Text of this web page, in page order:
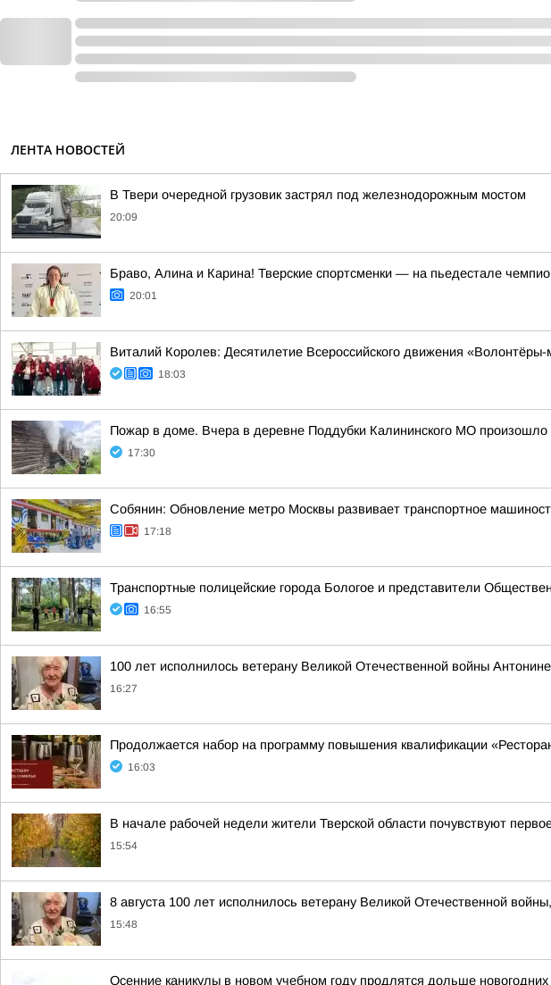
ЛЕНТА НОВОСТЕЙ
В Твери очередной грузовик застрял под железнодорожным мостом
20:09
Браво, Алина и Карина! Тверские спортсменки — на пьедестале
20:01
Виталий Королев: Десятилетие Всероссийского движения
18:03
Пожар в доме. Вчера в деревне Поддубки Калининского МО произошло
17:30
Собянин: Обновление метро Москвы развивает транспортное
17:18
Транспортные полицейские города Бологое и представители
16:55
100 лет исполнилось ветерану Великой Отечественной войны
16:27
Продолжается набор на программу повышения квалификации
16:03
В начале рабочей недели жители Тверской области почувствуют
15:54
8 августа 100 лет исполнилось ветерану Великой Отечественной
15:48
Осенние каникулы в новом учебном году продлятся дольше новогодних